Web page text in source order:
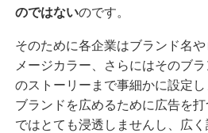
のではないのです。
そのために各企業はブランド名
メージカラー、さらにはそのブ
のストーリーまで事細かに設定し
ブランドを広めるために広告を
ではとても浸透しませんし、広